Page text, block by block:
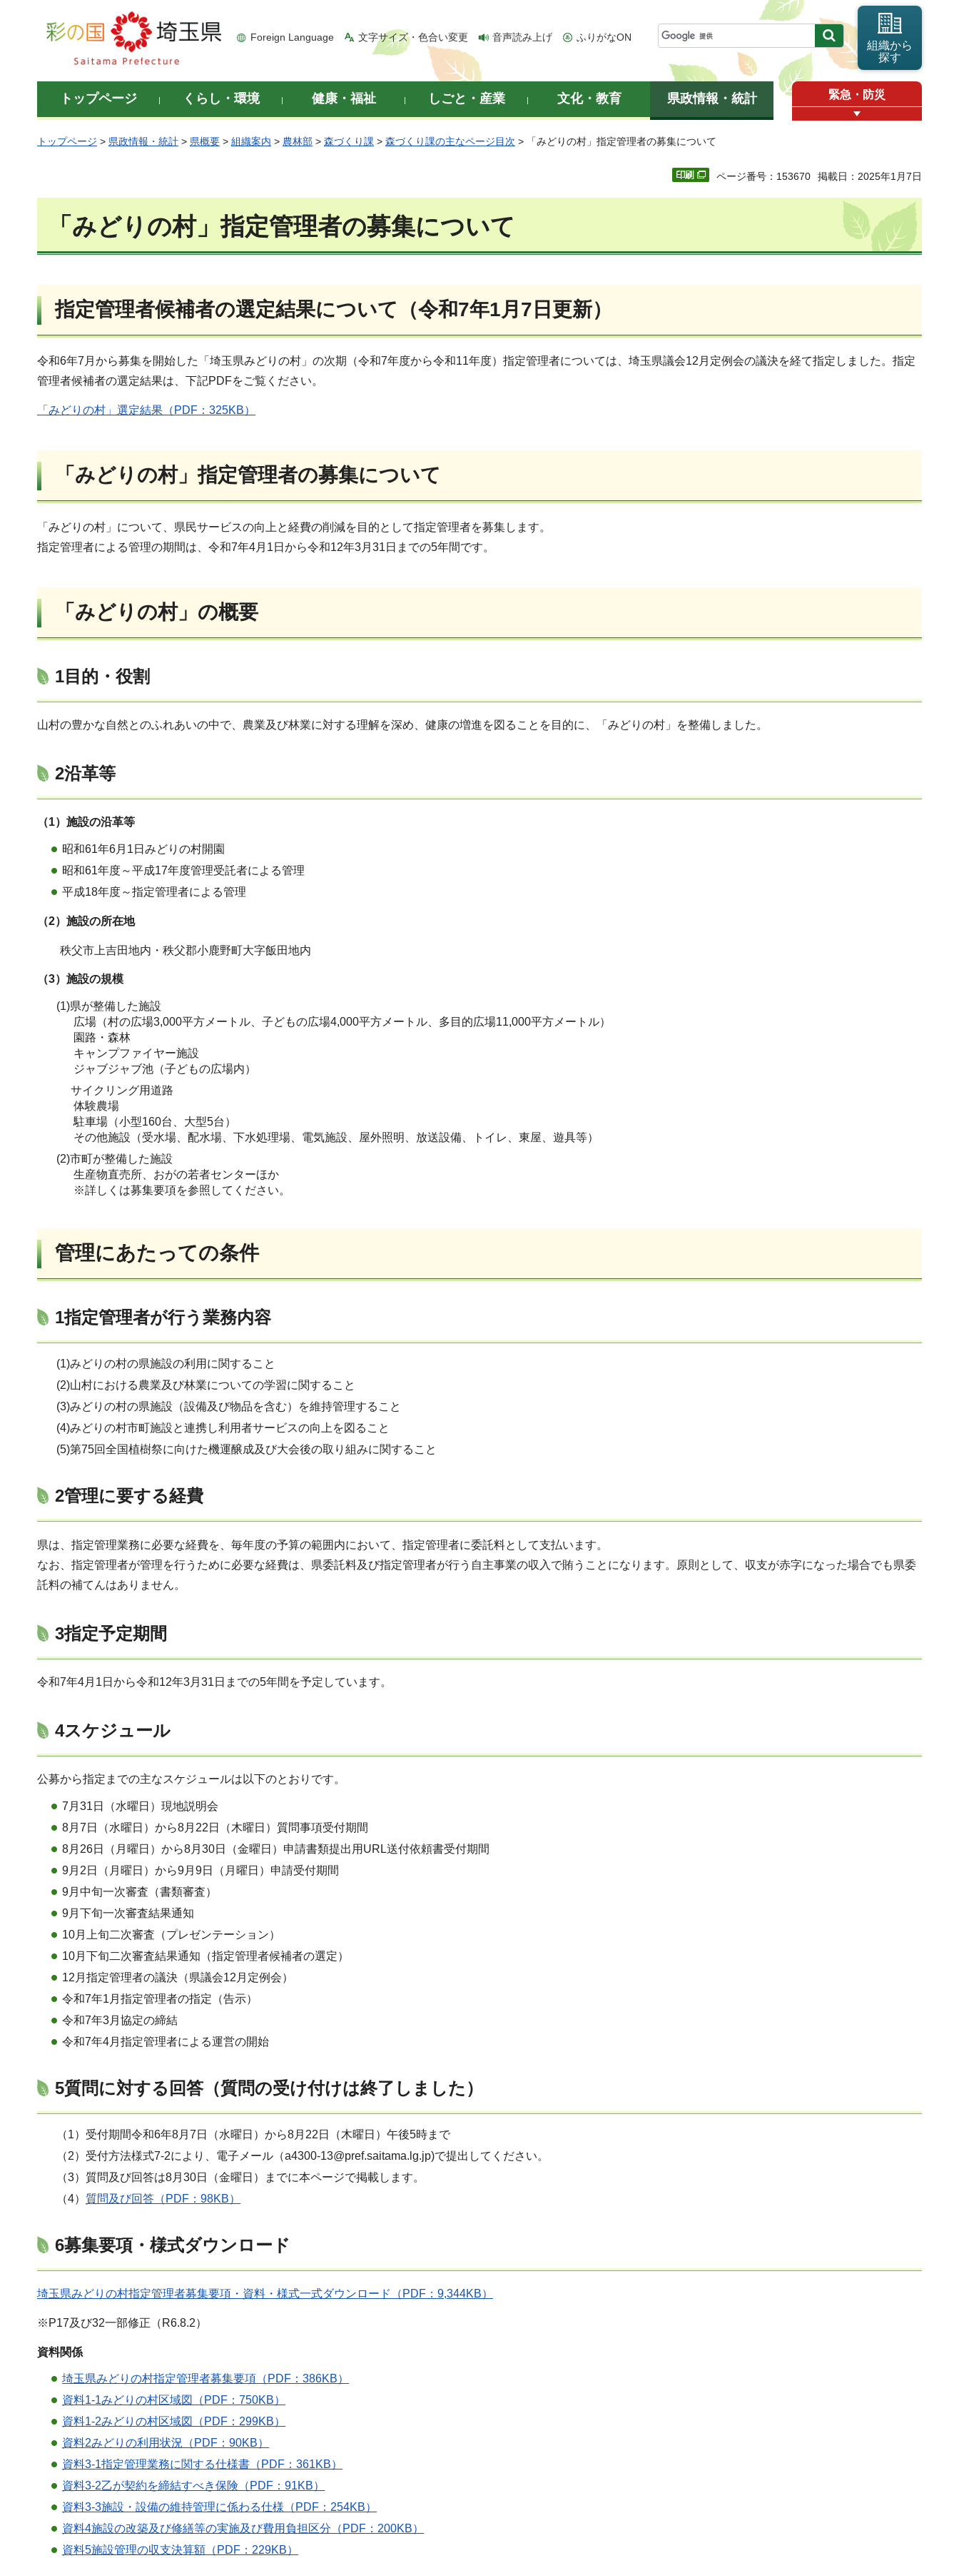
彩の国 埼玉県
Foreign Language 文字サイズ・色合い変更 音声読み上げ ふりがなON
組織から
探す
トップページ くらし・環境 健康・福祉 しごと・産業 文化・教育 県政情報・統計 緊急・防災
トップページ > 県政情報・統計 > 県概要 > 組織案内 > 農林部 > 森づくり課 > 森づくり課の主なページ目次 > 「みどりの村」指定管理者の募集について
ページ番号：153670 掲載日：2025年1月7日
「みどりの村」指定管理者の募集について
指定管理者候補者の選定結果について（令和7年1月7日更新）
令和6年7月から募集を開始した「埼玉県みどりの村」の次期（令和7年度から令和11年度）指定管理者については、埼玉県議会12月定例会の議決を経て指定しました。指定
管理者候補者の選定結果は、下記PDFをご覧ください。
「みどりの村」選定結果（PDF：325KB）
「みどりの村」指定管理者の募集について
「みどりの村」について、県民サービスの向上と経費の削減を目的として指定管理者を募集します。
指定管理者による管理の期間は、令和7年4月1日から令和12年3月31日までの5年間です。
「みどりの村」の概要
1目的・役割
山村の豊かな自然とのふれあいの中で、農業及び林業に対する理解を深め、健康の増進を図ることを目的に、「みどりの村」を整備しました。
2沿革等
（1）施設の沿革等
昭和61年6月1日みどりの村開園
昭和61年度～平成17年度管理受託者による管理
平成18年度～指定管理者による管理
（2）施設の所在地
秩父市上吉田地内・秩父郡小鹿野町大字飯田地内
（3）施設の規模
(1)県が整備した施設
広場（村の広場3,000平方メートル、子どもの広場4,000平方メートル、多目的広場11,000平方メートル）
園路・森林
キャンプファイヤー施設
ジャブジャブ池（子どもの広場内）
サイクリング用道路
体験農場
駐車場（小型160台、大型5台）
その他施設（受水場、配水場、下水処理場、電気施設、屋外照明、放送設備、トイレ、東屋、遊具等）
(2)市町が整備した施設
生産物直売所、おがの若者センターほか
※詳しくは募集要項を参照してください。
管理にあたっての条件
1指定管理者が行う業務内容
(1)みどりの村の県施設の利用に関すること
(2)山村における農業及び林業についての学習に関すること
(3)みどりの村の県施設（設備及び物品を含む）を維持管理すること
(4)みどりの村市町施設と連携し利用者サービスの向上を図ること
(5)第75回全国植樹祭に向けた機運醸成及び大会後の取り組みに関すること
2管理に要する経費
県は、指定管理業務に必要な経費を、毎年度の予算の範囲内において、指定管理者に委託料として支払います。
なお、指定管理者が管理を行うために必要な経費は、県委託料及び指定管理者が行う自主事業の収入で賄うことになります。原則として、収支が赤字になった場合でも県委
託料の補てんはありません。
3指定予定期間
令和7年4月1日から令和12年3月31日までの5年間を予定しています。
4スケジュール
公募から指定までの主なスケジュールは以下のとおりです。
7月31日（水曜日）現地説明会
8月7日（水曜日）から8月22日（木曜日）質問事項受付期間
8月26日（月曜日）から8月30日（金曜日）申請書類提出用URL送付依頼書受付期間
9月2日（月曜日）から9月9日（月曜日）申請受付期間
9月中旬一次審査（書類審査）
9月下旬一次審査結果通知
10月上旬二次審査（プレゼンテーション）
10月下旬二次審査結果通知（指定管理者候補者の選定）
12月指定管理者の議決（県議会12月定例会）
令和7年1月指定管理者の指定（告示）
令和7年3月協定の締結
令和7年4月指定管理者による運営の開始
5質問に対する回答（質問の受け付けは終了しました）
（1）受付期間令和6年8月7日（水曜日）から8月22日（木曜日）午後5時まで
（2）受付方法様式7-2により、電子メール（a4300-13@pref.saitama.lg.jp)で提出してください。
（3）質問及び回答は8月30日（金曜日）までに本ページで掲載します。
（4） 質問及び回答（PDF：98KB）
6募集要項・様式ダウンロード
埼玉県みどりの村指定管理者募集要項・資料・様式一式ダウンロード（PDF：9,344KB）
※P17及び32一部修正（R6.8.2）
資料関係
埼玉県みどりの村指定管理者募集要項（PDF：386KB）
資料1-1みどりの村区域図（PDF：750KB）
資料1-2みどりの村区域図（PDF：299KB）
資料2みどりの利用状況（PDF：90KB）
資料3-1指定管理業務に関する仕様書（PDF：361KB）
資料3-2乙が契約を締結すべき保険（PDF：91KB）
資料3-3施設・設備の維持管理に係わる仕様（PDF：254KB）
資料4施設の改築及び修繕等の実施及び費用負担区分（PDF：200KB）
資料5施設管理の収支決算額（PDF：229KB）